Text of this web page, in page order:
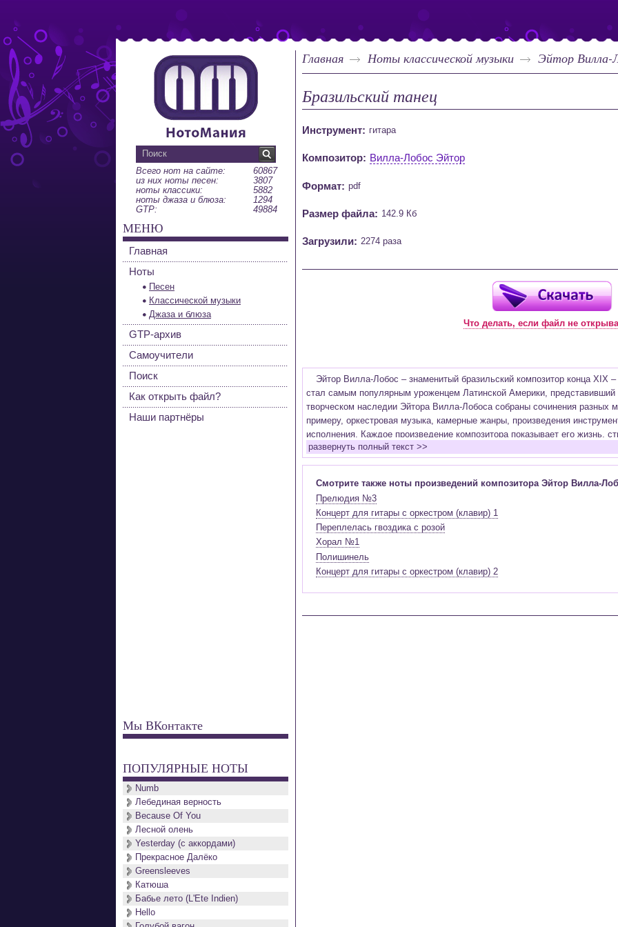
Главная Ноты классической музыки Эйтор Вилла-
Бразильский танец
Инструмент: гитара
Композитор: Вилла-Лобос Эйтор
Формат: pdf
Размер файла: 142.9 Кб
Загрузили: 2274 раза
Что делать, если файл не
Эйтор Вилла-Лобос – знаменитый бразильский композитор конца XIX
стал самым популярным уроженцем Латинской Америки, представивший
творческом наследии Эйтора Вилла-Лобоса собраны сочинения разных
примеру, оркестровая музыка, камерные жанры, произведения
исполнения. Каждое произведение композитора показывает его жизнь,
борьбу. В сочинения Эйтора Вилла-Лобоса воедино сплетены элементы
традициями, музыкой и культурой, однако, обучавшись в музыкальной
образования, в консерватории ему пришлось столкнуться с тем, что
европейских традициях, не связанных с ранеизученным. Именно здесь и
борьба внутри композитора с предпочтением в жанрах и
Лобос открывал для себя новые творческие дороги, элементы
реализации, смело соединяя и употребляя их в своих сочинениях.
образов можно понять насколько многогранной и чувствительной
тернистым ни бы его путь, он творил свои сочинения, наполняя их
развернуть полный текст >>
Смотрите также ноты произведений композитора Эйтор Вилла-
Прелюдия №3
Концерт для гитары с оркестром (клавир) 1
Переплелась гвоздика с розой
Хорал №1
Полишинель
Концерт для гитары с оркестром (клавир) 2
Всего нот на сайте:
60867
из них ноты песен:
3807
ноты классики:
5882
ноты джаза и блюза:
1294
GTP:
49884
МЕНЮ
Главная
Ноты
Песен
Классической музыки
Джаза и блюза
GTP-архив
Самоучители
Поиск
Как открыть файл?
Наши партнёры
Мы ВКонтакте
ПОПУЛЯРНЫЕ НОТЫ
Numb
Лебединая верность
Because Of You
Лесной олень
Yesterday (с аккордами)
Прекрасное Далёко
Greensleeves
Катюша
Бабье лето (L'Ete Indien)
Hello